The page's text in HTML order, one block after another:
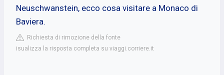
Neuschwanstein, ecco cosa visitare a Monaco di
Baviera.
Richiesta di rimozione della fonte
isualizza la risposta completa su viaggi.corriere.it